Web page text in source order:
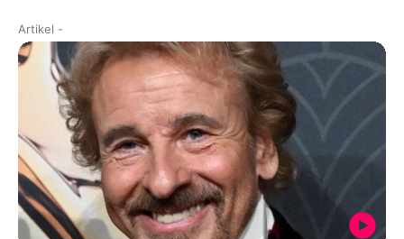
Artikel -